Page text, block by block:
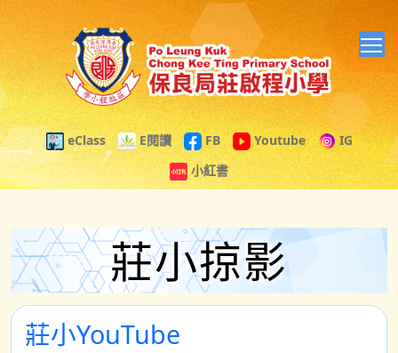
eClass E閱讀 FB Youtube
IG
小紅書
莊小掠影
莊小YouTube